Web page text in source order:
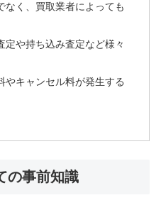
なく、買取業者によっても
定や持ち込み査定など様々
やキャンセル料が発生する
の事前知識